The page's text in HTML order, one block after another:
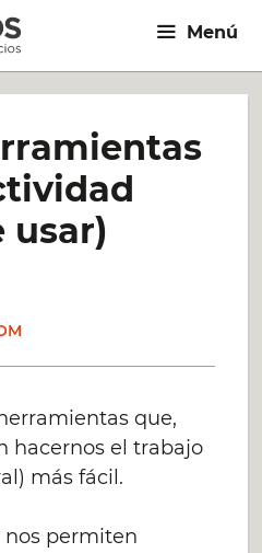
Menú
usar)
que,
hacernos el trabajo
más fácil.
permiten